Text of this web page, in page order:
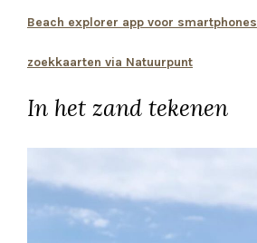
Beach explorer app voor smartphones
zoekkaarten via Natuurpunt
In het zand tekenen